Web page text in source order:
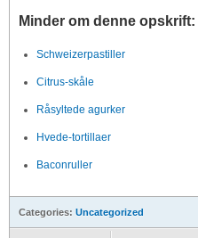
Minder om denne opskrift:
Schweizerpastiller
Citrus-skåle
Råsyltede agurker
Hvede-tortillaer
Baconruller
Categories: Uncategorized